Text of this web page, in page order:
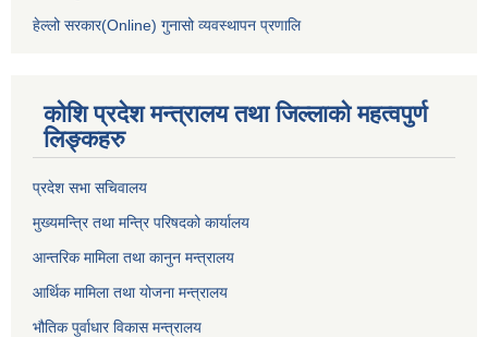
हेल्लो सरकार(Online) गुनासो व्यवस्थापन प्रणालि
कोशि प्रदेश मन्त्रालय तथा जिल्लाको महत्वपुर्ण
लिङ्कहरु
प्रदेश सभा सचिवालय
मुख्यमन्त्रि तथा मन्त्रि परिषदको कार्यालय
आन्तरिक मामिला तथा कानुन मन्त्रालय
आर्थिक मामिला तथा योजना मन्त्रालय
भौतिक पुर्वाधार विकास मन्त्रालय